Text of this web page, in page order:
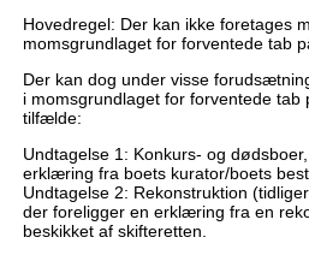
Hovedregel: Der kan ikke foretages
momsgrundlaget for forventede tab
Der kan dog under visse
i momsgrundlaget for forventede tab
tilfælde:
Undtagelse 1: Konkurs- og
erklæring fra boets kurator/boets
Undtagelse 2: Rekonstruktion
der foreligger en erklæring fra en
beskikket af skifteretten.